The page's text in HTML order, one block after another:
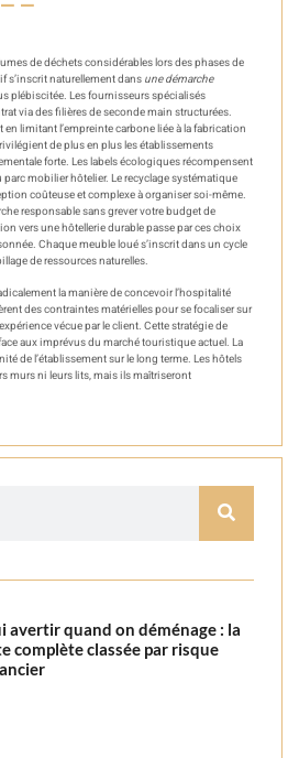
de déchets considérables lors des phases de
s’inscrit naturellement dans une démarche
plébiscitée. Les fournisseurs spécialisés
via des filières de seconde main structurées.
en limitant l’empreinte carbone liée à la fabrication
de plus en plus les établissements
forte. Les labels écologiques récompensent
mobilier hôtelier. Le recyclage systématique
coûteuse et complexe à organiser soi-même.
responsable sans grever votre budget de
vers une hôtellerie durable passe par ces choix
Chaque meuble loué s’inscrit dans un cycle
de ressources naturelles.
la manière de concevoir l’hospitalité
des contraintes matérielles pour se focaliser sur
vécue par le client. Cette stratégie de
aux imprévus du marché touristique actuel. La
de l’établissement sur le long terme. Les hôtels
murs ni leurs lits, mais ils maîtriseront
avertir quand on déménage : la
complète classée par risque